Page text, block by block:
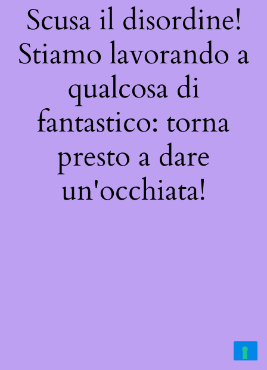
Scusa il disordine!
Stiamo lavorando a
qualcosa di
fantastico: torna
presto a dare
un'occhiata!